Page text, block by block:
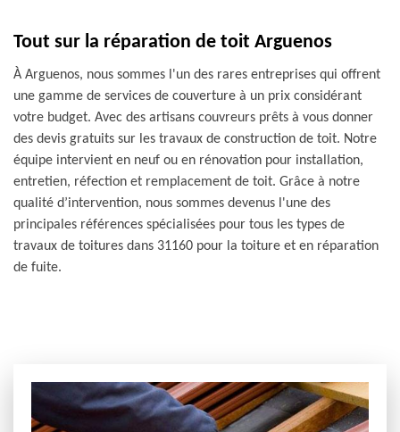
Tout sur la réparation de toit Arguenos
À Arguenos, nous sommes l'un des rares entreprises qui offrent
une gamme de services de couverture à un prix considérant
votre budget. Avec des artisans couvreurs prêts à vous donner
des devis gratuits sur les travaux de construction de toit. Notre
équipe intervient en neuf ou en rénovation pour installation,
entretien, réfection et remplacement de toit. Grâce à notre
qualité d’intervention, nous sommes devenus l'une des
principales références spécialisées pour tous les types de
travaux de toitures dans 31160 pour la toiture et en réparation
de fuite.